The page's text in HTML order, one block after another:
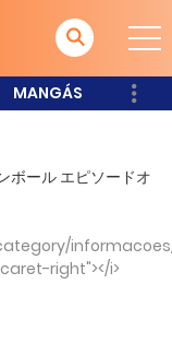
MANGÁS
ール エピソードオ
informacoes/
right"></i>